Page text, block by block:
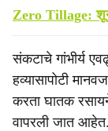
Zero Tillage:
संकटाचे गांभीर्य
हव्यासापोटी
करता घातक
वापरली जात